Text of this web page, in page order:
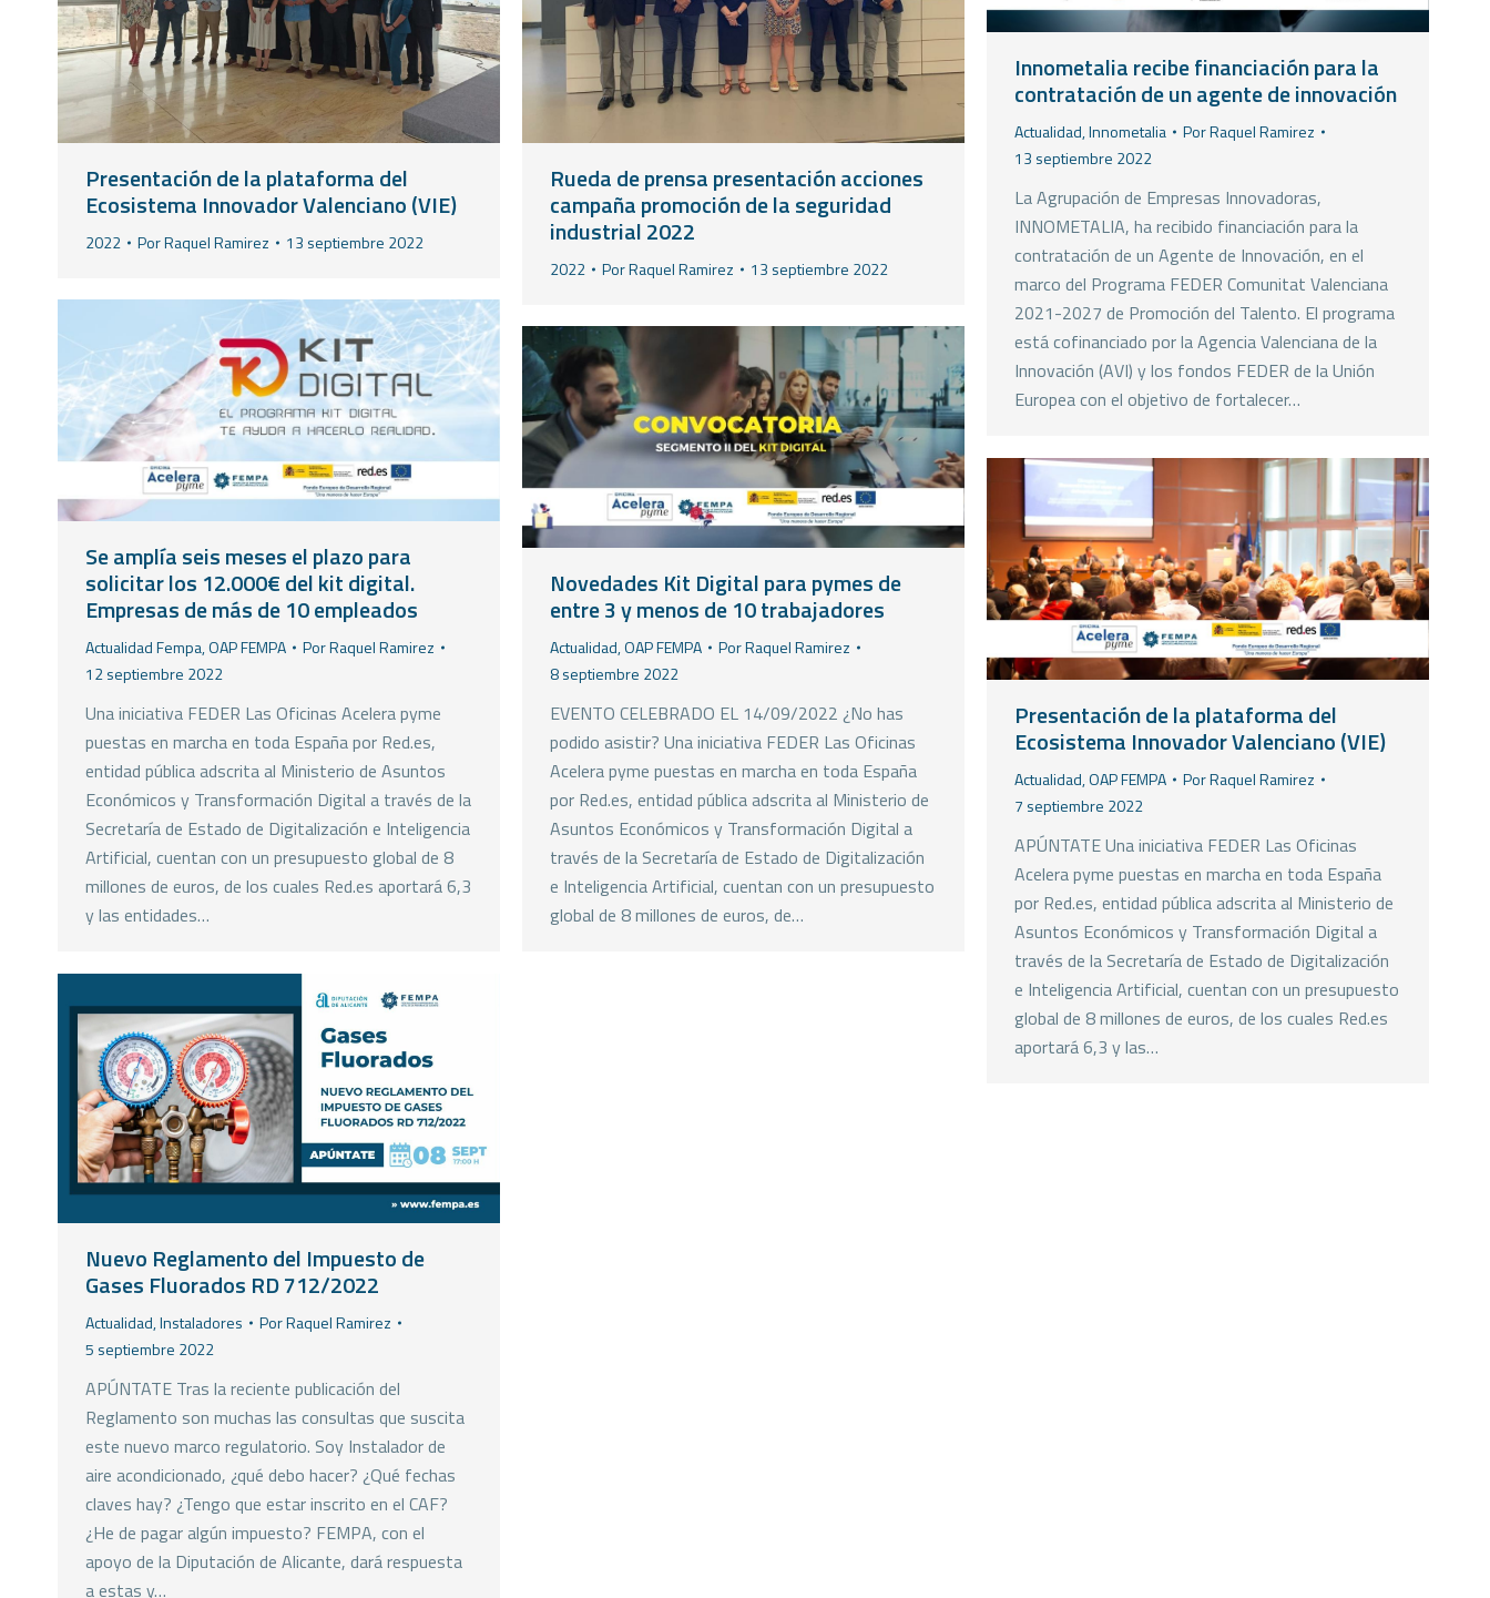
Presentación de la plataforma del
Ecosistema Innovador Valenciano (VIE)
2022 PorRaquel Ramirez 13 septiembre 2022
Rueda de prensa presentación acciones
campaña promoción de la seguridad
industrial 2022
2022 PorRaquel Ramirez 13 septiembre 2022
Innometalia recibe financiación para la
contratación de un agente de innovación
Actualidad,Innometalia PorRaquel Ramirez
13 septiembre 2022
La Agrupación de Empresas Innovadoras,
INNOMETALIA, ha recibido financiación para la
contratación de un Agente de Innovación, en el
marco del Programa FEDER Comunitat Valenciana
2021-2027 de Promoción del Talento. El programa
está cofinanciado por la Agencia Valenciana de la
Innovación (AVI) y los fondos FEDER de la Unión
Europea con el objetivo de fortalecer…
Se amplía seis meses el plazo para
solicitar los 12.000€ del kit digital.
Empresas de más de 10 empleados
Actualidad Fempa,OAP FEMPA PorRaquel Ramirez
12 septiembre 2022
Una iniciativa FEDER Las Oficinas Acelera pyme
puestas en marcha en toda España por Red.es,
entidad pública adscrita al Ministerio de Asuntos
Económicos y Transformación Digital a través de la
Secretaría de Estado de Digitalización e Inteligencia
Artificial, cuentan con un presupuesto global de 8
millones de euros, de los cuales Red.es aportará 6,3
y las entidades…
Novedades Kit Digital para pymes de
entre 3 y menos de 10 trabajadores
Actualidad,OAP FEMPA PorRaquel Ramirez
8 septiembre 2022
EVENTO CELEBRADO EL 14/09/2022 ¿No has
podido asistir? Una iniciativa FEDER Las Oficinas
Acelera pyme puestas en marcha en toda España
por Red.es, entidad pública adscrita al Ministerio de
Asuntos Económicos y Transformación Digital a
través de la Secretaría de Estado de Digitalización
e Inteligencia Artificial, cuentan con un presupuesto
global de 8 millones de euros, de…
Presentación de la plataforma del
Ecosistema Innovador Valenciano (VIE)
Actualidad,OAP FEMPA PorRaquel Ramirez
7 septiembre 2022
APÚNTATE Una iniciativa FEDER Las Oficinas
Acelera pyme puestas en marcha en toda España
por Red.es, entidad pública adscrita al Ministerio de
Asuntos Económicos y Transformación Digital a
través de la Secretaría de Estado de Digitalización
e Inteligencia Artificial, cuentan con un presupuesto
global de 8 millones de euros, de los cuales Red.es
aportará 6,3 y las…
Nuevo Reglamento del Impuesto de
Gases Fluorados RD 712/2022
Actualidad,Instaladores PorRaquel Ramirez
5 septiembre 2022
APÚNTATE Tras la reciente publicación del
Reglamento son muchas las consultas que suscita
este nuevo marco regulatorio. Soy Instalador de
aire acondicionado, ¿qué debo hacer? ¿Qué fechas
claves hay? ¿Tengo que estar inscrito en el CAF?
¿He de pagar algún impuesto? FEMPA, con el
apoyo de la Diputación de Alicante, dará respuesta
a estas y…